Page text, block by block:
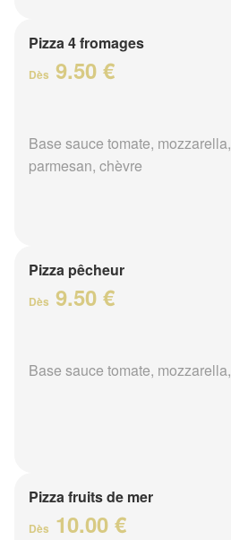
Pizza 4 fromages
Dès 9.50 €
Base sauce tomate,
parmesan, chèvre
Pizza pêcheur
Dès 9.50 €
Base sauce tomate,
Pizza fruits de mer
Dès 10.00 €